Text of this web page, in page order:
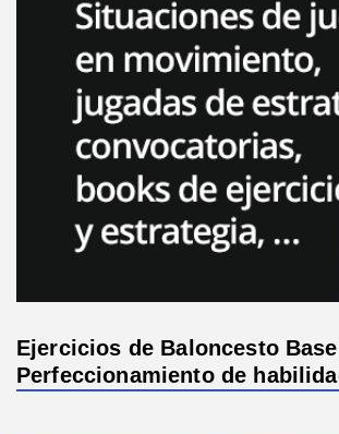
Ejercicios de Baloncesto
Perfeccionamiento de